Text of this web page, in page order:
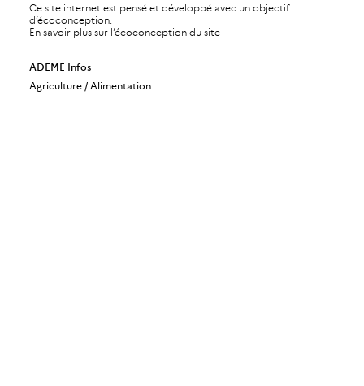
Ce site internet est pensé et développé avec un objectif
d’écoconception.
En savoir plus sur l’écoconception du site
ADEME Infos
Agriculture / Alimentation